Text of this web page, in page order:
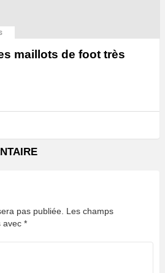
maillots de foot très
pas publiée. Les champs
avec *